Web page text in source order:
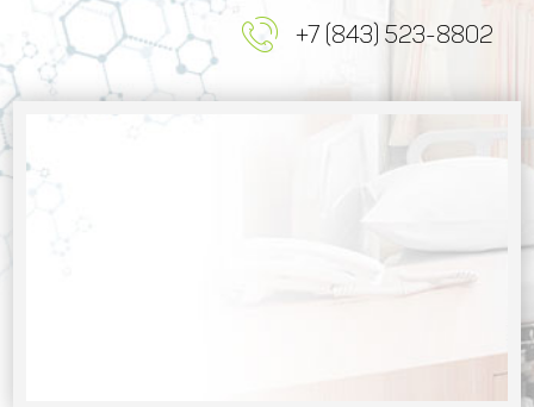
+7 (843) 523-8802